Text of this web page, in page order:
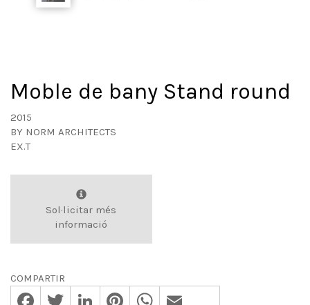
Moble de bany Stand round
2015
BY NORM ARCHITECTS
EX.T
Sol·licitar més
informació
COMPARTIR
FacebookTwitter LinkedInPinterestWhatsApp